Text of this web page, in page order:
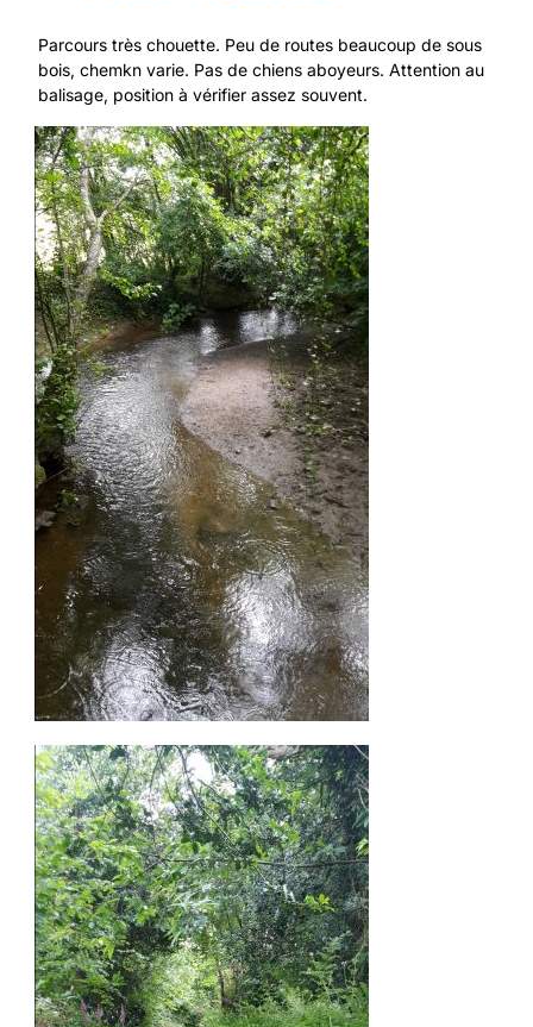
Parcours très chouette. Peu de routes beaucoup de sous
bois, chemkn varie. Pas de chiens aboyeurs. Attention au
balisage, position à vérifier assez souvent.